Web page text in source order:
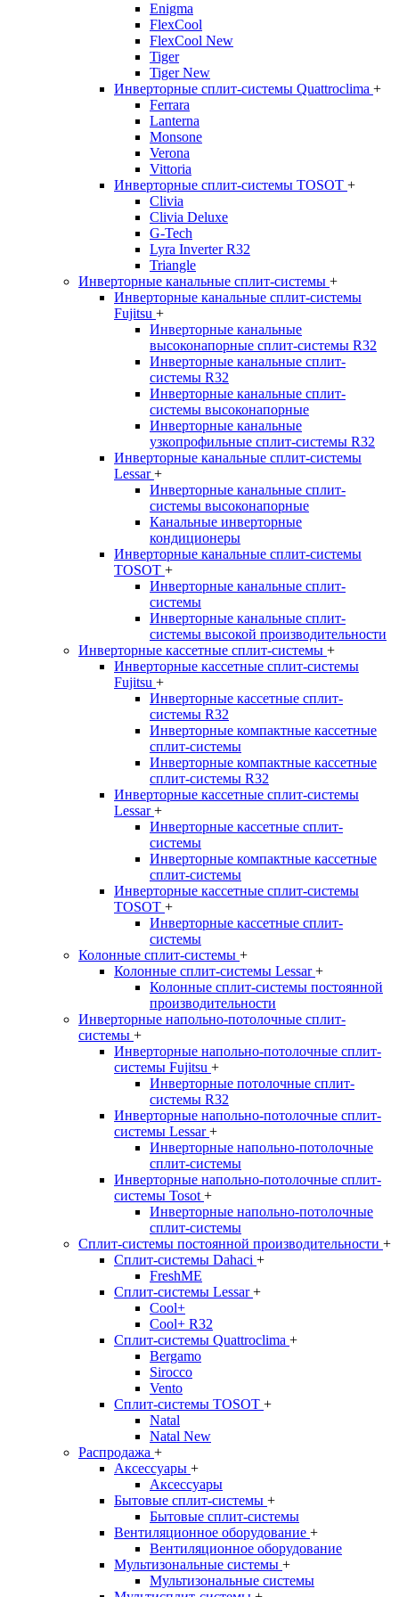
Enigma
FlexCool
FlexCool New
Tiger
Tiger New
Инверторные сплит-системы Quattroclima +
Ferrara
Lanterna
Monsone
Verona
Vittoria
Инверторные сплит-системы TOSOT +
Clivia
Clivia Deluxe
G-Tech
Lyra Inverter R32
Triangle
Инверторные канальные сплит-системы +
Инверторные канальные сплит-системы
Fujitsu +
Инверторные канальные
высоконапорные сплит-системы R32
Инверторные канальные сплит-
системы R32
Инверторные канальные сплит-
системы высоконапорные
Инверторные канальные
узкопрофильные сплит-системы R32
Инверторные канальные сплит-системы
Lessar+
Инверторные канальные сплит-
системы высоконапорные
Канальные инверторные
кондиционеры
Инверторные канальные сплит-системы
TOSOT +
Инверторные канальные сплит-
системы
Инверторные канальные сплит-
системы высокой производительности
Инверторные кассетные сплит-системы +
Инверторные кассетные сплит-системы
Fujitsu +
Инверторные кассетные сплит-
системы R32
Инверторные компактные кассетные
сплит-системы
Инверторные компактные кассетные
сплит-системы R32
Инверторные кассетные сплит-системы
Lessar+
Инверторные кассетные сплит-
системы
Инверторные компактные кассетные
сплит-системы
Инверторные кассетные сплит-системы
TOSOT +
Инверторные кассетные сплит-
системы
Колонные сплит-системы +
Колонные сплит-системы Lessar+
Колонные сплит-системы постоянной
производительности
Инверторные напольно-потолочные сплит-
системы +
Инверторные напольно-потолочные сплит-
системы Fujitsu +
Инверторные потолочные сплит-
системы R32
Инверторные напольно-потолочные сплит-
системы Lessar+
Инверторные напольно-потолочные
сплит-системы
Инверторные напольно-потолочные сплит-
системы Tosot +
Инверторные напольно-потолочные
сплит-системы
Сплит-системы постоянной производительности +
Сплит-системы Dahaci +
FreshME
Сплит-системы Lessar+
Cool+
Cool+ R32
Сплит-системы Quattroclima +
Bergamo
Sirocco
Vento
Сплит-системы TOSOT +
Natal
Natal New
Распродажа +
Аксессуары +
Аксессуары
Бытовые сплит-системы +
Бытовые сплит-системы
Вентиляционное оборудование +
Вентиляционное оборудование
Мультизональные системы +
Мультизональные системы